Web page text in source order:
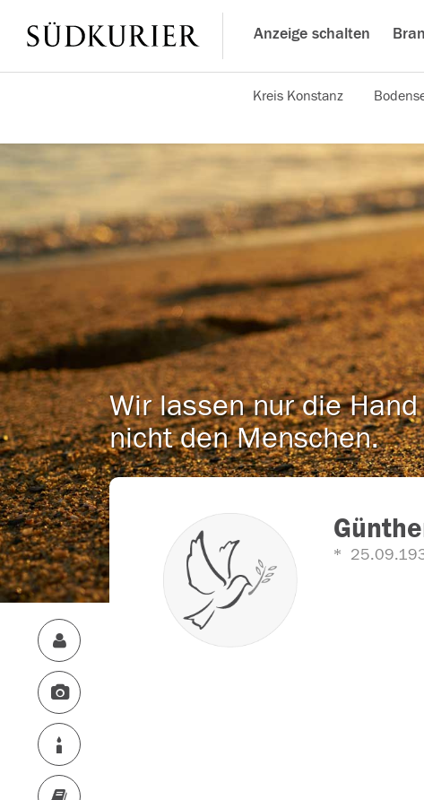
Anzeige schalten
Kreis Konstanz
Wir lassen nur die
nicht den Menschen.